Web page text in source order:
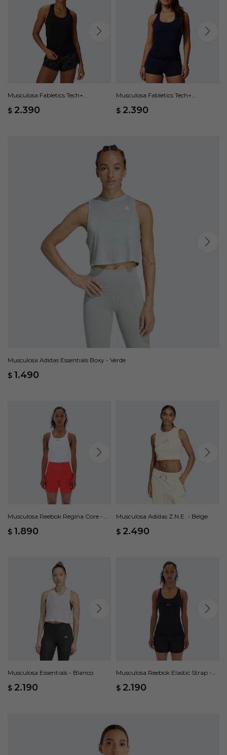
Musculosa Fabletics Tech+
$ 2.390
Musculosa Fabletics Tech+
$ 2.390
Musculosa Adidas Essentials Boxy - Verde
$ 1.490
Musculosa Reebok Regina Core -
$ 1.890
Musculosa Adidas Z.N.E. - Beige
$ 2.490
Musculosa Essentials - Blanco
$ 2.190
Musculosa Reebok Elastic Strap -
$ 2.190